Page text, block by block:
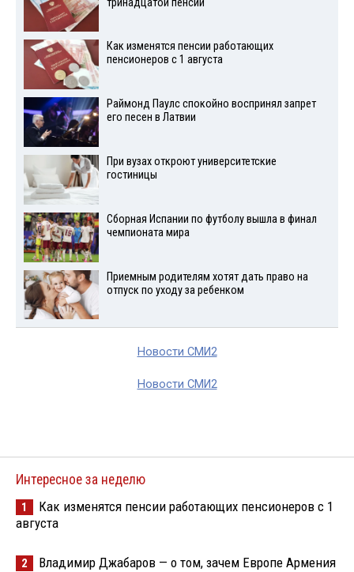
Как изменятся пенсии работающих
пенсионеров с 1 августа
Раймонд Паулс спокойно воспринял запрет
его песен в Латвии
При вузах откроют университетские
гостиницы
Сборная Испании по футболу вышла в финал
чемпионата мира
Приемным родителям хотят дать право на
отпуск по уходу за ребенком
Новости СМИ2
Новости СМИ2
Интересное за неделю
1
Как изменятся пенсии работающих пенсионеров с 1
августа
2 Владимир Джабаров — о том, зачем Европе Армения